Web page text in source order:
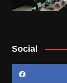
Social